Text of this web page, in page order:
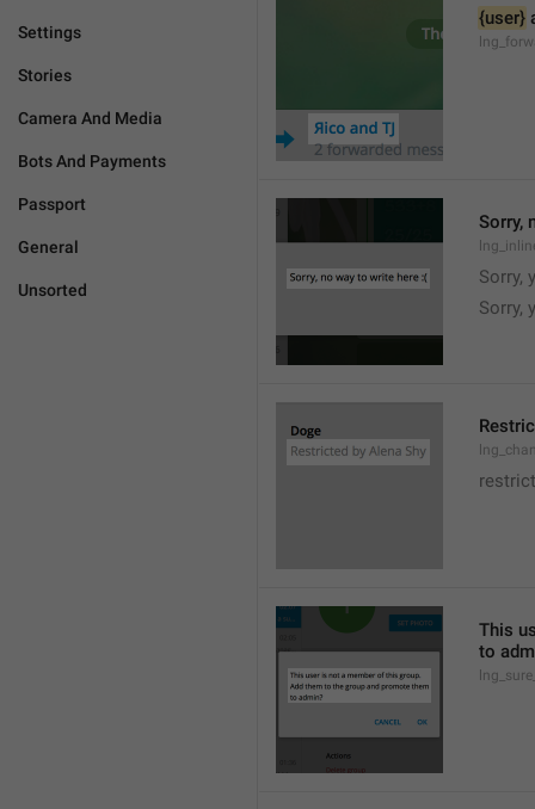
Settings
Stories
Camera And Media
Bots And Payments
Passport
General
Unsorted
{user}
Sorry,
Sorry,
Sorry,
This
to